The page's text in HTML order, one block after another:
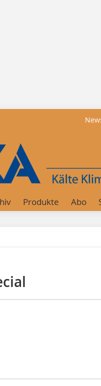
Produkte Abo